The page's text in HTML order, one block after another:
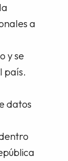
a
y se
país.
datos